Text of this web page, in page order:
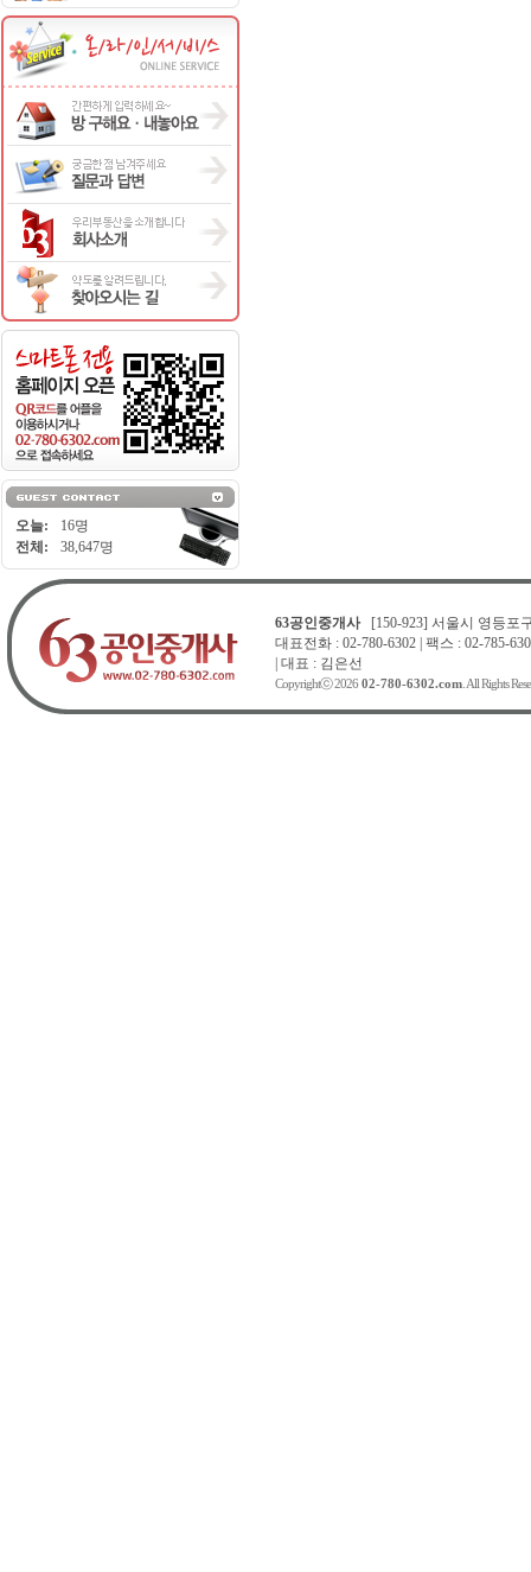
오늘:
16명
전체:
38,647명
63공인중개사[150-923] 서울시 영등포
대표전화 : 02-780-6302 | 팩스 : 02-785-
| 대표 : 김은선
Copyrightⓒ 2026 02-780-6302.com. All Rights